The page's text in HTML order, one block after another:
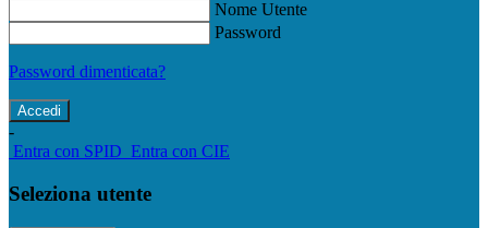
Nome Utente
Password
Password dimenticata?
-
Entra con SPID Entra con CIE
Seleziona utente